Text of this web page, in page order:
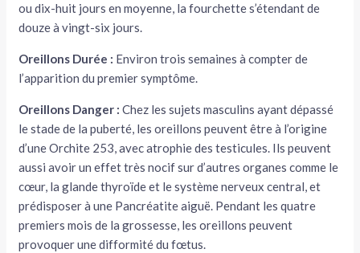
ou dix-huit jours en moyenne, la fourchette s’étendant de
douze à vingt-six jours.
Oreillons Durée : Environ trois semaines à comp­ter de
l’apparition du premier symp­tôme.
Oreillons Danger : Chez les sujets masculins ayant dépassé
le stade de la puberté, les oreillons peuvent être à l’origine
d’une Orchite 253, avec atrophie des testicules. Ils peuvent
aussi avoir un effet très nocif sur d’autres organes comme le
cœur, la glande thyroïde et le système nerveux central, et
prédisposer à une Pancréatite aiguë. Pendant les quatre
premiers mois de la grossesse, les oreillons peu­vent
provoquer une difformité du fœtus.